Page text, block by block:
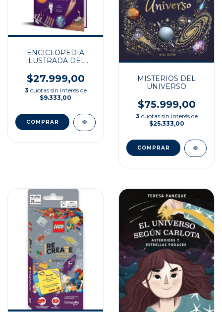
ENCICLOPEDIA
ILUSTRADA DEL
$27.999,00
3 cuotas sin interés de
$9.333,00
MISTERIOS DEL
UNIVERSO
$75.999,00
3 cuotas sin interés de
$25.333,00